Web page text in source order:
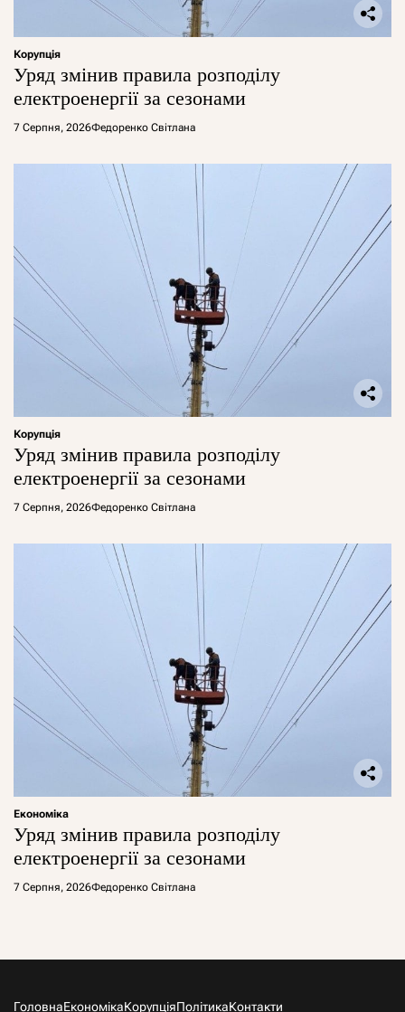
Корупція
Уряд змінив правила розподілу
електроенергії за сезонами
7 Серпня, 2026Федоренко Світлана
Корупція
Уряд змінив правила розподілу
електроенергії за сезонами
7 Серпня, 2026Федоренко Світлана
Економіка
Уряд змінив правила розподілу
електроенергії за сезонами
7 Серпня, 2026Федоренко Світлана
ГоловнаЕкономікаКорупціяПолітикаКонтакти